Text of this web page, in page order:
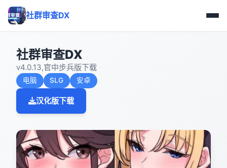
社群审查DX
社群审查DX
v4.0.13,官中步兵版下载
电脑 SLG 安卓
汉化版下载